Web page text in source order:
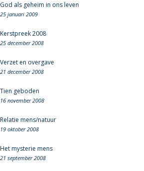
God als geheim in ons leven
25 januari 2009
Kerstpreek 2008
25 december 2008
Verzet en overgave
21 december 2008
Tien geboden
16 november 2008
Relatie mens/natuur
19 oktober 2008
Het mysterie mens
21 september 2008